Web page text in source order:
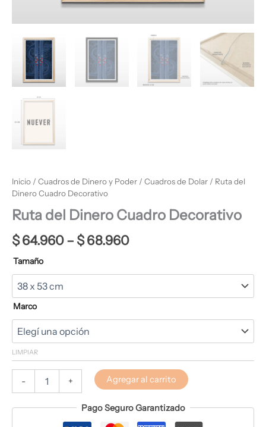
Inicio / Cuadros de Dinero y Poder / Cuadros de Dolar / Ruta del
Dinero Cuadro Decorativo
Ruta del Dinero Cuadro Decorativo
$64.960– $68.960
Tamaño
Marco
LIMPIAR
- + Agregar al carrito
Pago Seguro Garantizado